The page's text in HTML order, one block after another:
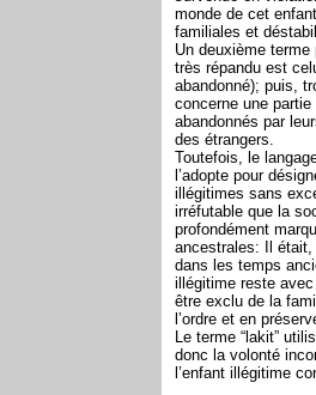
monde de cet
familiales et
Un deuxième
très répandu est
abandonné); puis,
concerne une
abandonnés par
des étrangers.
Toutefois, le
l’adopte pour
illégitimes sans
irréfutable que la
profondément
ancestrales: Il était,
dans les temps
illégitime reste
être exclu de la
l’ordre et en
Le terme “lakit”
donc la volonté
l’enfant illégitime